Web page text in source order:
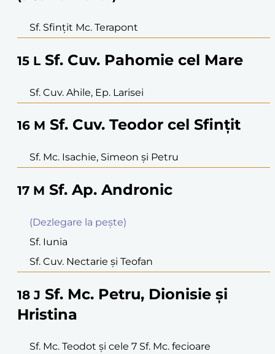
Sf. Sfinţit Mc. Terapont
15 L Sf. Cuv. Pahomie cel Mare
Sf. Cuv. Ahile, Ep. Larisei
16 M Sf. Cuv. Teodor cel Sfinţit
Sf. Mc. Isachie, Simeon şi Petru
17 M Sf. Ap. Andronic
(Dezlegare la peşte)
Sf. Iunia
Sf. Cuv. Nectarie şi Teofan
18 J Sf. Mc. Petru, Dionisie şi
Hristina
Sf. Mc. Teodot şi cele 7 Sf. Mc. fecioare